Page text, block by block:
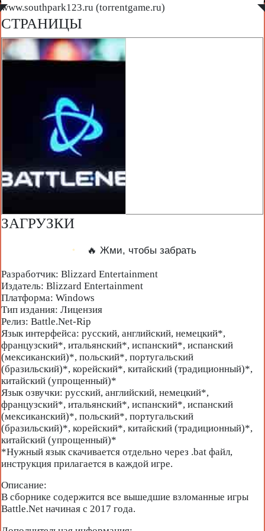
www.southpark123.ru (torrentgame.ru)
◤ ◥
СТРАНИЦЫ
ЗАГРУЗКИ
🔥 Жми, чтобы забрать
Разработчик: Blizzard Entertainment
Издатель: Blizzard Entertainment
Платформа: Windows
Тип издания: Лицензия
Релиз: Battle.Net-Rip
Язык интерфейса: русский, английский, немецкий*,
французский*, итальянский*, испанский*, испанский
(мексиканский)*, польский*, португальский
(бразильский)*, корейский*, китайский (традиционный)*,
китайский (упрощенный)*
Язык озвучки: русский, английский, немецкий*,
французский*, итальянский*, испанский*, испанский
(мексиканский)*, польский*, португальский
(бразильский)*, корейский*, китайский (традиционный)*,
китайский (упрощенный)*
*Нужный язык скачивается отдельно через .bat файл,
инструкция прилагается в каждой игре.
Описание:
В сборнике содержится все вышедшие взломанные игры
Battle.Net начиная с 2017 года.